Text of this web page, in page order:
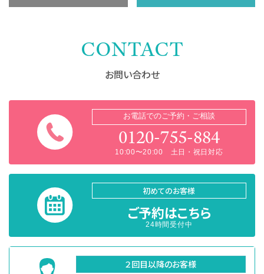
CONTACT
お問い合わせ
お電話でのご予約・ご相談
0120-755-884
10:00〜20:00 土日・祝日対応
初めてのお客様
ご予約はこちら
24時間受付中
２回目以降のお客様